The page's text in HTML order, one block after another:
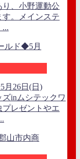
、小野運動公
。メインステ
...
月26日(日)
inムシテックワ
レゼントやエ